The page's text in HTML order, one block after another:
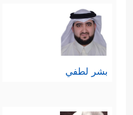
بشر لطفي